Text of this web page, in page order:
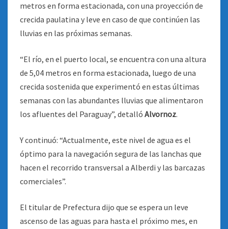
metros en forma estacionada, con una proyección de
crecida paulatina y leve en caso de que continúen las
lluvias en las próximas semanas.
“El río, en el puerto local, se encuentra con una altura
de 5,04 metros en forma estacionada, luego de una
crecida sostenida que experimentó en estas últimas
semanas con las abundantes lluvias que alimentaron
los afluentes del Paraguay”, detalló Alvornoz.
Y continuó: “Actualmente, este nivel de agua es el
óptimo para la navegación segura de las lanchas que
hacen el recorrido transversal a Alberdi y las barcazas
comerciales”.
El titular de Prefectura dijo que se espera un leve
ascenso de las aguas para hasta el próximo mes, en